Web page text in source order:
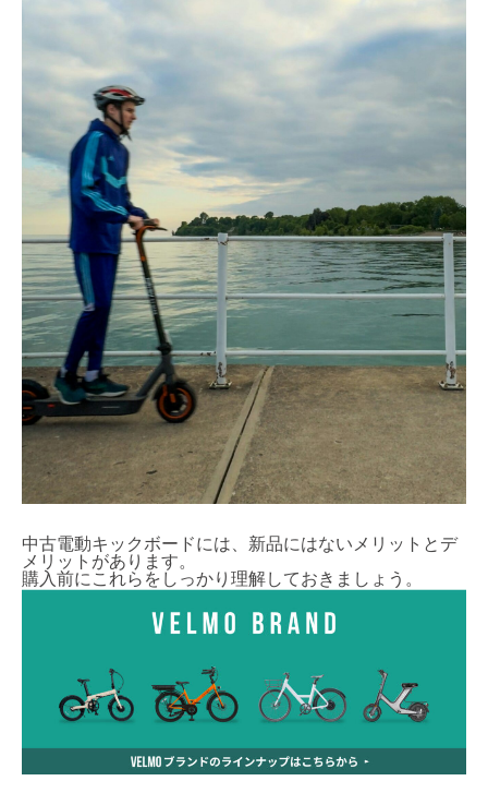
中古電動キックボードには、新品にはないメリットとデ
メリットがあります。
購入前にこれらをしっかり理解しておきましょう。